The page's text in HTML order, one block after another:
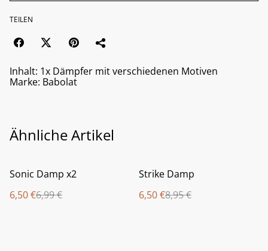
TEILEN
Inhalt: 1x Dämpfer mit verschiedenen Motiven
Marke: Babolat
Ähnliche Artikel
%
Sonic Damp x2
6,50 €6,99 €
%
Strike Damp
6,50 €8,95 €